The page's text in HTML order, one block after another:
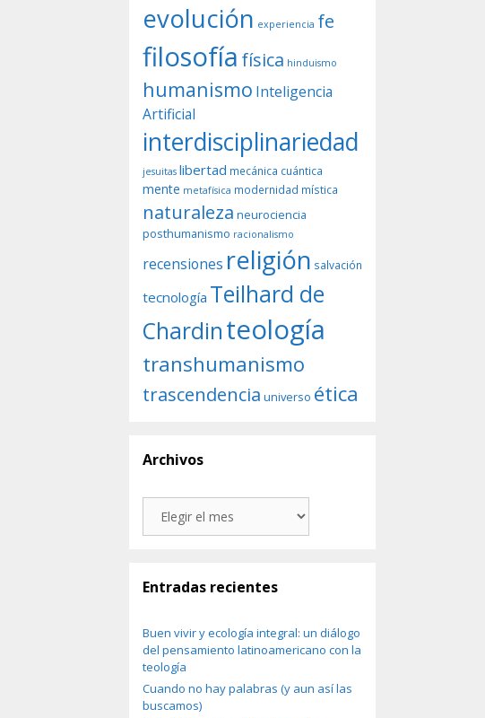
evolución experiencia fe
filosofía física hinduismo
humanismo Inteligencia
Artificial
interdisciplinariedad
jesuitas libertad mecánica cuántica
mente metafísica modernidad mística
naturaleza neurociencia
posthumanismo racionalismo
recensiones religión salvación
tecnología Teilhard de
Chardinteología
transhumanismo
trascendencia universo ética
Archivos
Entradas recientes
Buen vivir y ecología integral: un diálogo
del pensamiento latinoamericano con la
teología
Cuando no hay palabras (y aun así las
buscamos)